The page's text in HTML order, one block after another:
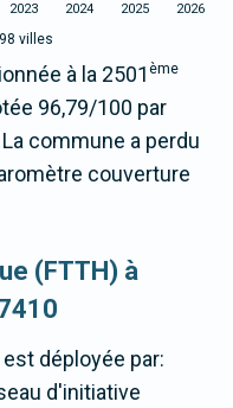
2023 2024 2025 2026
villes
à la 2501 ème
96,79/100 par
commune a perdu
couverture
(FTTH) à
est déployée par:
d'initiative